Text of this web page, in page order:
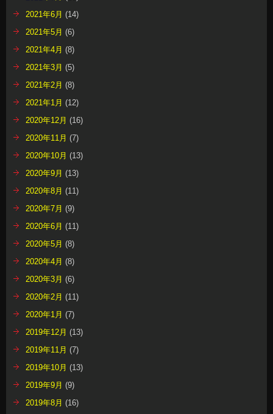
2021年6月 (14)
2021年5月 (6)
2021年4月 (8)
2021年3月 (5)
2021年2月 (8)
2021年1月 (12)
2020年12月 (16)
2020年11月 (7)
2020年10月 (13)
2020年9月 (13)
2020年8月 (11)
2020年7月 (9)
2020年6月 (11)
2020年5月 (8)
2020年4月 (8)
2020年3月 (6)
2020年2月 (11)
2020年1月 (7)
2019年12月 (13)
2019年11月 (7)
2019年10月 (13)
2019年9月 (9)
2019年8月 (16)